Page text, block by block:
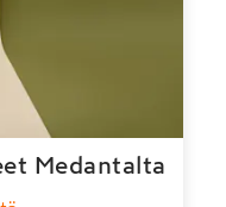
Medantalta